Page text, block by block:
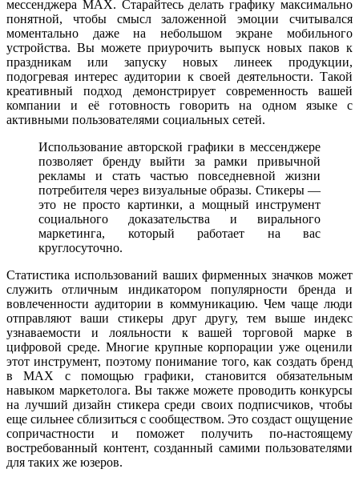
мессенджера MAX. Старайтесь делать графику максимально
понятной, чтобы смысл заложенной эмоции считывался
моментально даже на небольшом экране мобильного
устройства. Вы можете приурочить выпуск новых паков к
праздникам или запуску новых линеек продукции,
подогревая интерес аудитории к своей деятельности. Такой
креативный подход демонстрирует современность вашей
компании и её готовность говорить на одном языке с
активными пользователями социальных сетей.
Использование авторской графики в мессенджере
позволяет бренду выйти за рамки привычной
рекламы и стать частью повседневной жизни
потребителя через визуальные образы. Стикеры —
это не просто картинки, а мощный инструмент
социального доказательства и вирального
маркетинга, который работает на вас
круглосуточно.
Статистика использований ваших фирменных значков может
служить отличным индикатором популярности бренда и
вовлеченности аудитории в коммуникацию. Чем чаще люди
отправляют ваши стикеры друг другу, тем выше индекс
узнаваемости и лояльности к вашей торговой марке в
цифровой среде. Многие крупные корпорации уже оценили
этот инструмент, поэтому понимание того, как создать бренд
в MAX с помощью графики, становится обязательным
навыком маркетолога. Вы также можете проводить конкурсы
на лучший дизайн стикера среди своих подписчиков, чтобы
еще сильнее сблизиться с сообществом. Это создаст ощущение
сопричастности и поможет получить по-настоящему
востребованный контент, созданный самими пользователями
для таких же юзеров.